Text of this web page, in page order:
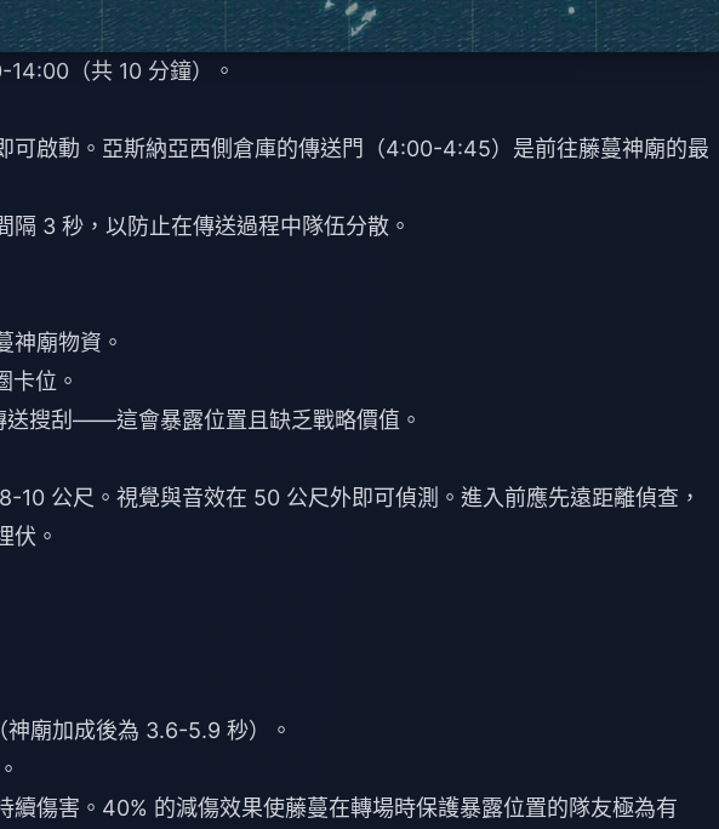
（共 10 分鐘）。
啟動。亞斯納亞西側倉庫的傳送門（4:00-4:45）是前往藤蔓神廟的最
隔 3 秒，以防止在傳送過程中隊伍分散。
神廟物資。
卡位。
搜刮——這會暴露位置且缺乏戰略價值。
10 公尺。視覺與音效在 50 公尺外即可偵測。進入前應先遠距離偵查，
伏。
神廟加成後為 3.6-5.9 秒）。
續傷害。40% 的減傷效果使藤蔓在轉場時保護暴露位置的隊友極為有